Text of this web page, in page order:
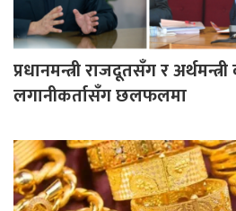
प्रधानमन्त्री राजदूतसँग र अर्थमन्त्री
लगानीकर्तासँग छलफलमा